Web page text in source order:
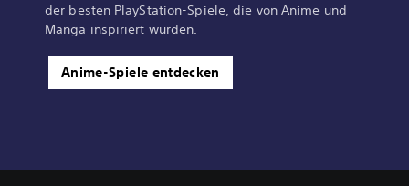
der besten PlayStation-Spiele, die von Anime und
Manga inspiriert wurden.
Anime-Spiele entdecken